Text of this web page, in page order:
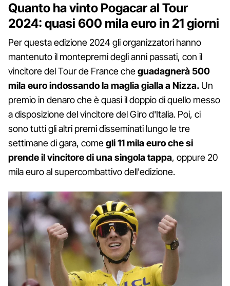
Quanto ha vinto Pogacar al Tour
2024: quasi 600 mila euro in 21 giorni
Per questa edizione 2024 gli organizzatori hanno
mantenuto il montepremi degli anni passati, con il
vincitore del Tour de France cheguadagnerà 500
mila euro indossando la maglia gialla a Nizza. Un
premio in denaro che è quasi il doppio di quello messo
a disposizione del vincitore del Giro d'Italia. Poi, ci
sono tutti gli altri premi disseminati lungo le tre
settimane di gara, comegli 11 mila euro che si
prende il vincitore di una singola tappa, oppure 20
mila euro al supercombattivo dell'edizione.